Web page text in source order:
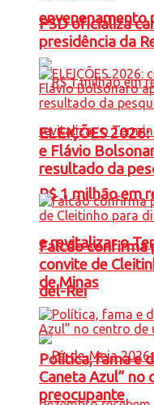
envenenamento
R$ 1 milhão em
e revitalizar o
del-Rei
PSD oficializa
presidência da
ELEIÇÕES
e Flávio
resultado da
Falcão confirma
convite de
de Minas
Política, fama e
Caneta Azul” no
preocupante